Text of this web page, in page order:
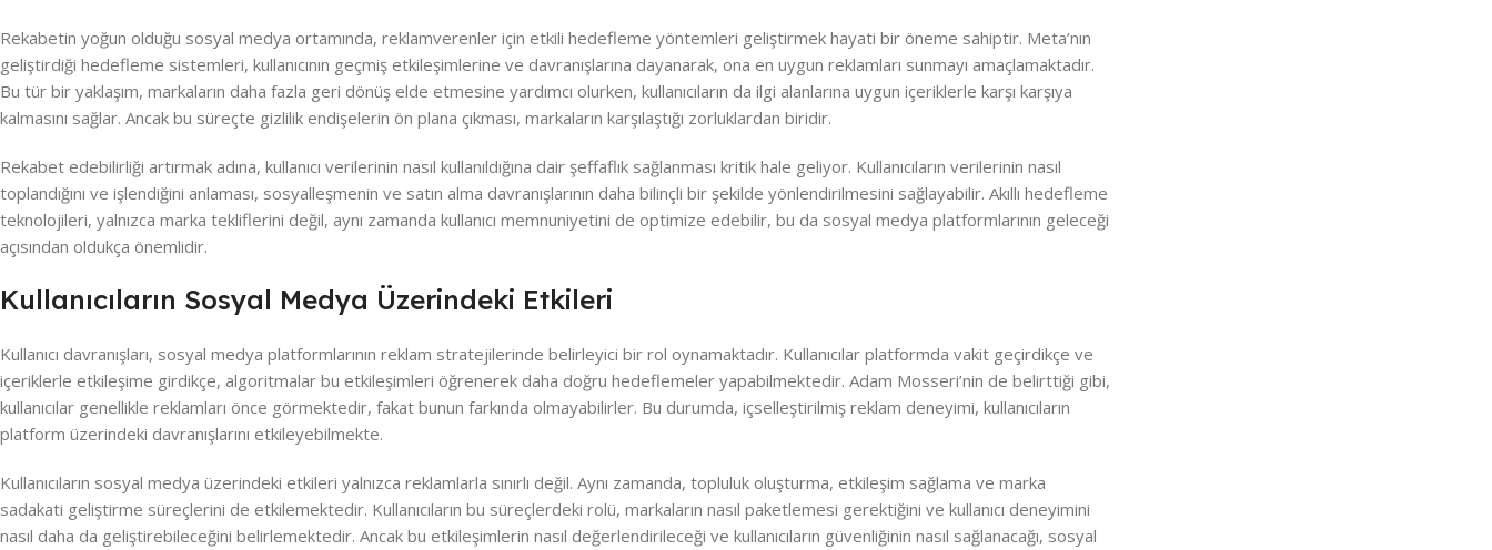
Rekabetin yoğun olduğu sosyal medya ortamında, reklamverenler için etkili hedefleme yöntemleri geliştirmek hayati bir öneme sahiptir. Meta’nın
geliştirdiği hedefleme sistemleri, kullanıcının geçmiş etkileşimlerine ve davranışlarına dayanarak, ona en uygun reklamları sunmayı amaçlamaktadır.
Bu tür bir yaklaşım, markaların daha fazla geri dönüş elde etmesine yardımcı olurken, kullanıcıların da ilgi alanlarına uygun içeriklerle karşı karşıya
kalmasını sağlar. Ancak bu süreçte gizlilik endişelerin ön plana çıkması, markaların karşılaştığı zorluklardan biridir.
Rekabet edebilirliği artırmak adına, kullanıcı verilerinin nasıl kullanıldığına dair şeffaflık sağlanması kritik hale geliyor. Kullanıcıların verilerinin nasıl
toplandığını ve işlendiğini anlaması, sosyalleşmenin ve satın alma davranışlarının daha bilinçli bir şekilde yönlendirilmesini sağlayabilir. Akıllı hedefleme
teknolojileri, yalnızca marka tekliflerini değil, aynı zamanda kullanıcı memnuniyetini de optimize edebilir, bu da sosyal medya platformlarının geleceği
açısından oldukça önemlidir.
Kullanıcıların Sosyal Medya Üzerindeki Etkileri
Kullanıcı davranışları, sosyal medya platformlarının reklam stratejilerinde belirleyici bir rol oynamaktadır. Kullanıcılar platformda vakit geçirdikçe ve
içeriklerle etkileşime girdikçe, algoritmalar bu etkileşimleri öğrenerek daha doğru hedeflemeler yapabilmektedir. Adam Mosseri’nin de belirttiği gibi,
kullanıcılar genellikle reklamları önce görmektedir, fakat bunun farkında olmayabilirler. Bu durumda, içselleştirilmiş reklam deneyimi, kullanıcıların
platform üzerindeki davranışlarını etkileyebilmekte.
Kullanıcıların sosyal medya üzerindeki etkileri yalnızca reklamlarla sınırlı değil. Aynı zamanda, topluluk oluşturma, etkileşim sağlama ve marka
sadakati geliştirme süreçlerini de etkilemektedir. Kullanıcıların bu süreçlerdeki rolü, markaların nasıl paketlemesi gerektiğini ve kullanıcı deneyimini
nasıl daha da geliştirebileceğini belirlemektedir. Ancak bu etkileşimlerin nasıl değerlendirileceği ve kullanıcıların güvenliğinin nasıl sağlanacağı, sosyal